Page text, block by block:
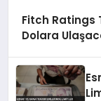
Fitch Ratings
Dolara